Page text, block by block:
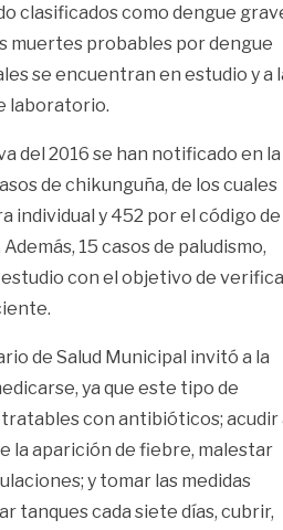
clasificados como dengue
muertes probables por dengue
se encuentran en estudio y a
laboratorio.
del 2016 se han notificado en la
de chikunguña, de los cuales
individual y 452 por el código de
15 casos de paludismo,
con el objetivo de
de Salud Municipal invitó a la
ya que este tipo de
con antibióticos; acudir
la aparición de fiebre, malestar
y tomar las medidas
tanques cada siete días, cubrir,